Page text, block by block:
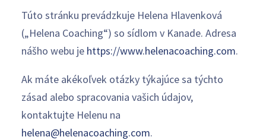
Túto stránku prevádzkuje Helena Hlavenková
(„Helena Coaching“) so sídlom v Kanade. Adresa
nášho webu je https://www.helenacoaching.com.
Ak máte akékoľvek otázky týkajúce sa týchto
zásad alebo spracovania vašich údajov,
kontaktujte Helenu na
helena@helenacoaching.com.